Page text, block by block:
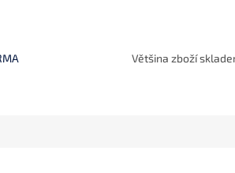
Většina zboží